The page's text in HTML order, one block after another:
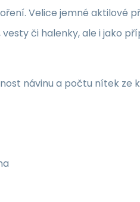
Velice jemné aktilové
či halenky, ale i jako
návinu a počtu nítek ze